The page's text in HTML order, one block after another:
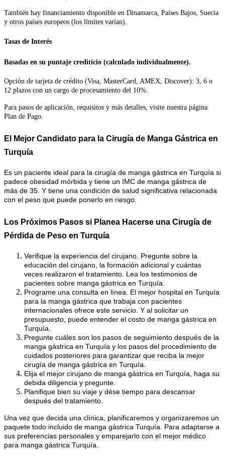
También hay financiamiento disponible en Dinamarca, Países Bajos, Suecia
y otros países europeos (los límites varían).
Tasas de Interés
Basadas en su puntaje crediticio (calculado individualmente).
Opción de tarjeta de crédito (Visa, MasterCard, AMEX, Discover): 3, 6 o
12 plazos con un cargo de procesamiento del 10%.
Para pasos de aplicación, requisitos y más detalles, visite nuestra página
Plan de Pago.
El Mejor Candidato para la Cirugía de Manga Gástrica en
Turquía
Es un paciente ideal para la cirugía de manga gástrica en Turquía si
padece obesidad mórbida y tiene un IMC de manga gástrica de
más de 35. Y tiene una condición de salud significativa relacionada
con el peso que puede ponerlo en riesgo.
Los Próximos Pasos si Planea Hacerse una Cirugía de
Pérdida de Peso en Turquía
Verifique la experiencia del cirujano. Pregunte sobre la
educación del cirujano, la formación adicional y cuántas
veces realizaron el tratamiento. Lea los testimonios de
pacientes sobre manga gástrica en Turquía.
Programe una consulta en línea. El mejor hospital en Turquía
para la manga gástrica que trabaja con pacientes
internacionales ofrece este servicio. Y al solicitar un
presupuesto, puede entender el costo de manga gástrica en
Turquía.
Pregunte cuáles son los pasos de seguimiento después de la
manga gástrica en Turquía y los pasos del procedimiento de
cuidados posteriores para garantizar que reciba la mejor
cirugía de manga gástrica en Turquía.
Elija el mejor cirujano de manga gástrica en Turquía, haga su
debida diligencia y pregunte.
Planifique bien su viaje y dése tiempo para descansar
después del tratamiento.
Una vez que decida una clínica, planificaremos y organizaremos un
paquete todo incluido de manga gástrica Turquía. Para adaptarse a
sus preferencias personales y emparejarlo con el mejor médico
para manga gástrica Turquía.